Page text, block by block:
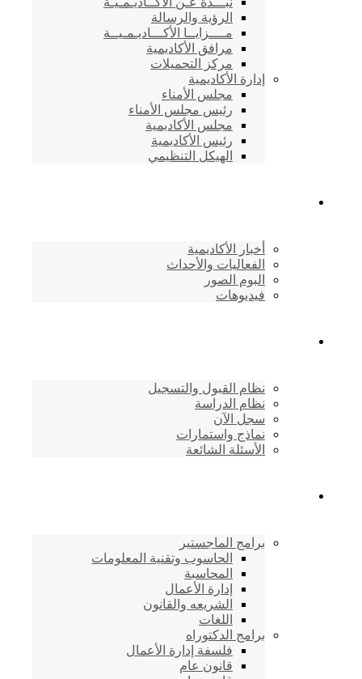
الرؤية والرسالة
مــــزايــا الأكـــاديـمـيــة
مرافق الأكاديمية
مركز التحميلات
إدارة الأكاديمية
مجلس الأمناء
رئيس مجلس الأمناء
مجلس الأكاديمية
رئيس الأكاديمية
الهيكل التنظيمي
أخبار الأكاديمية
الفعاليات والأحداث
البوم الصور
فيديوهات
نظام القبول والتسجيل
نظام الدراسة
سجل الآن
نماذج واستمارات
الأسئلة الشائعة
برامج الماجستير
الحاسوب وتقنية المعلومات
المحاسبة
إدارة الأعمال
الشريعه والقانون
اللغات
برامج الدكتوراه
فلسفة إدارة الأعمال
قانون عام